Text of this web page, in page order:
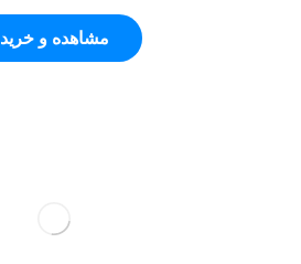
مشاهده و خرید